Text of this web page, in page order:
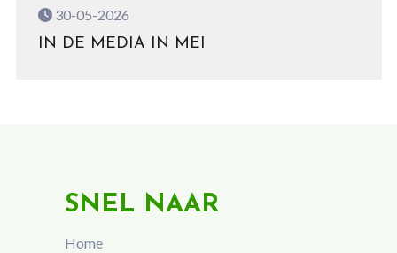
30-05-2026
IN DE MEDIA IN MEI
SNEL NAAR
Home